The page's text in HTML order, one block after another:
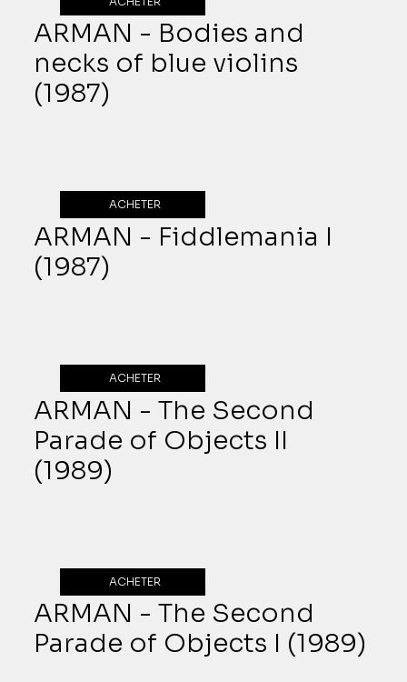
ARMAN - Bodies and
necks of blue violins
(1987)
ARMAN - Fiddlemania I
(1987)
ACHETER
ARMAN - The Second
Parade of Objects II
(1989)
ACHETER
ARMAN - The Second
Parade of Objects I (1989)
ACHETER